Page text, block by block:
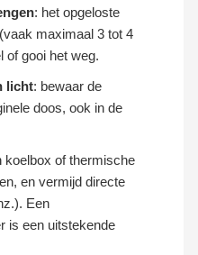
: het opgeloste
maximaal 3 tot 4
of gooi het weg.
licht: bewaar de
doos, ook in de
koelbox of thermische
en vermijd directe
Een
is een uitstekende